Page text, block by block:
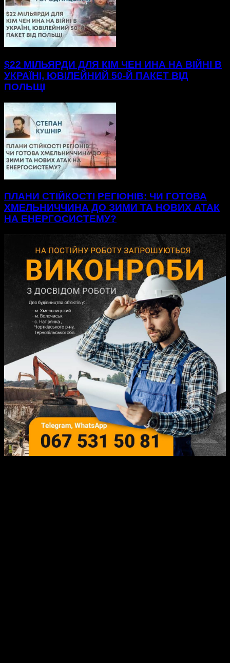
$22 МІЛЬЯРДИ ДЛЯ КІМ ЧЕН ИНА НА ВІЙНІ В
УКРАЇНІ, ЮВІЛЕЙНИЙ 50-Й ПАКЕТ ВІД
ПОЛЬЩІ
ПЛАНИ СТІЙКОСТІ РЕГІОНІВ: ЧИ ГОТОВА
ХМЕЛЬНИЧЧИНА ДО ЗИМИ ТА НОВИХ АТАК
НА ЕНЕРГОСИСТЕМУ?